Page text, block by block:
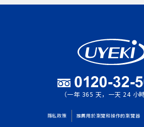
（一年 365 天，一天 24 小
隱私政策 推薦用於瀏覽和操作的瀏覽器